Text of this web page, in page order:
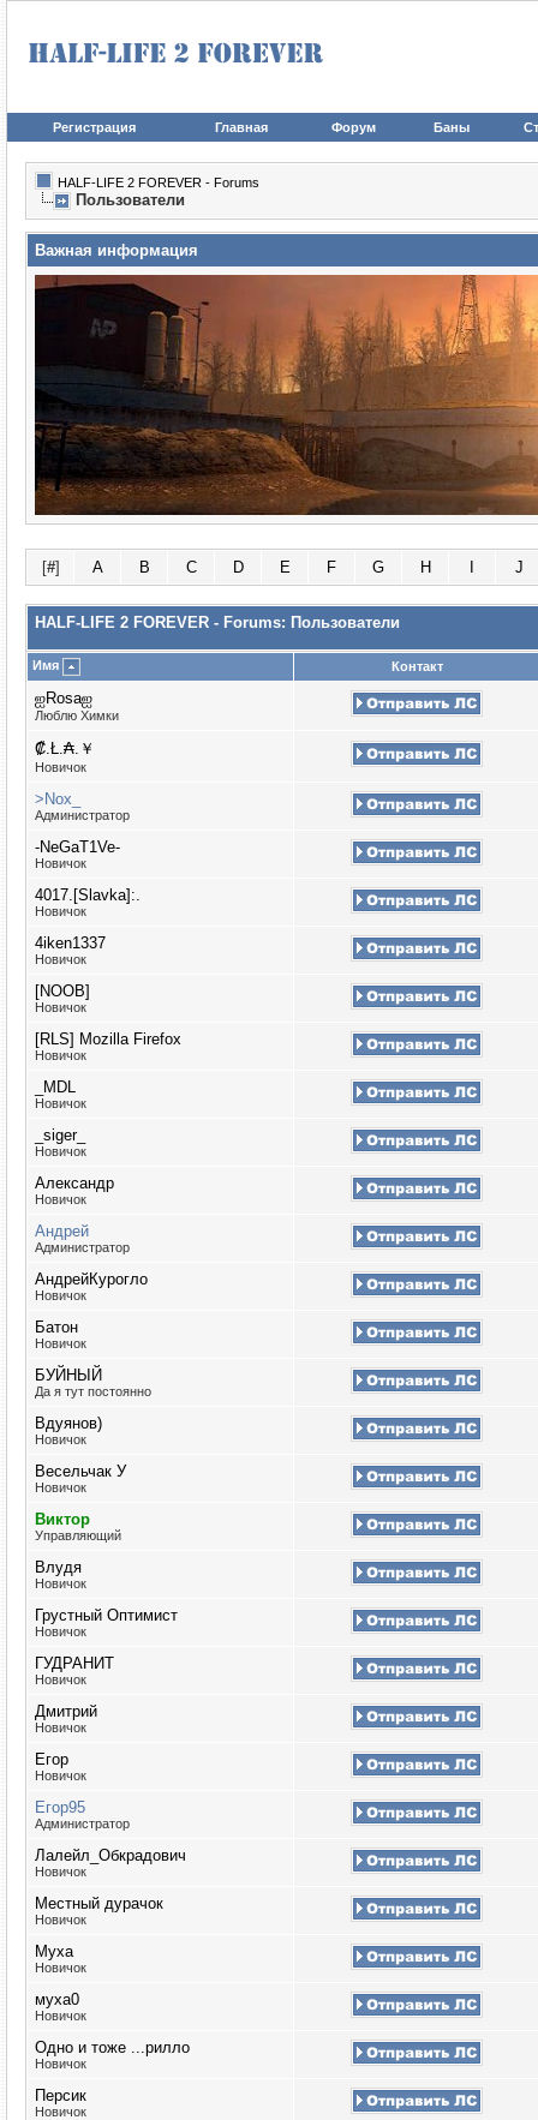
Регистрация Главная Форум Баны
HALF-LIFE 2 FOREVER - Forums
Пользователи
Важная информация
[#] A B C D E F G H J
HALF-LIFE 2 FOREVER - Forums: Пользователи
Имя Контакт
ஐRosaஐ
Люблю Химки
₡.Ł.₳.￥
Новичок
>Nox_
Администратор
-NeGaT1Ve-
Новичок
4017.[Slavka]:.
Новичок
4iken1337
Новичок
[NOOB]
Новичок
[RLS] Mozilla Firefox
Новичок
_MDL
Новичок
_siger_
Новичок
Александр
Новичок
Андрей
Администратор
АндрейКурогло
Новичок
Батон
Новичок
БУЙНЫЙ
Да я тут постоянно
Вдуянов)
Новичок
Весельчак У
Новичок
Виктор
Управляющий
Влудя
Новичок
Грустный Оптимист
Новичок
ГУДРАНИТ
Новичок
Дмитрий
Новичок
Егор
Новичок
Егор95
Администратор
Лалейл_Обкрадович
Новичок
Местный дурачок
Новичок
Муха
Новичок
муха0
Новичок
Одно и тоже ...рилло
Новичок
Персик
Новичок